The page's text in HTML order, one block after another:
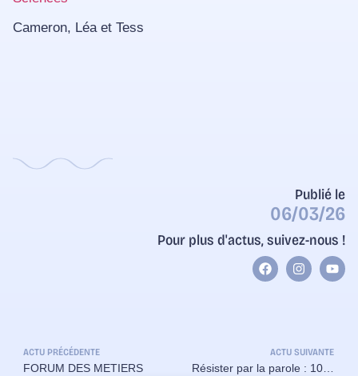
Publié le
06/03/26
Pour plus d'actus, suivez-nous !
Cameron, Léa et Tess
ACTU PRÉCÉDENTE
FORUM DES METIERS
ACTU SUIVANTE
Résister par la parole : 101 ans, Mme Ginette Kolinka témoigne encore